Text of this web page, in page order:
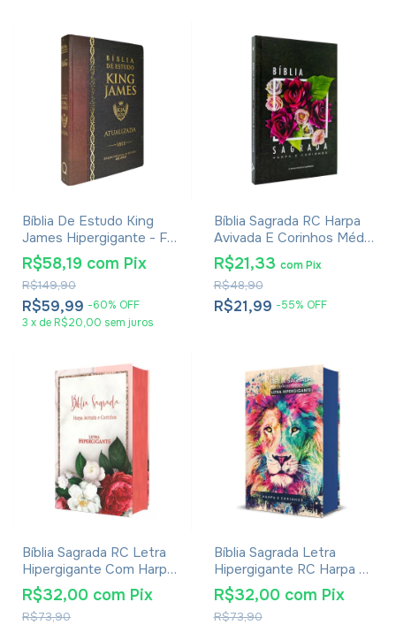
Bíblia De Estudo King
James Hipergigante - Full
Color - Capa Dura Bicolor
R$59,99 -60% OFF
R$149,90
R$58,19 com Pix
3 x de R$20,00 sem juros
Bíblia Sagrada RC Harpa
Avivada E Corinhos Média
Capa Dura Rosa De Saron
R$21,99 -55% OFF
R$48,90
R$21,33 com Pix
Bíblia Sagrada RC Letra
Hipergigante Com Harpa
Avivada E Corinhos Capa
Dura Flores Realista
R$73,90
R$32,00 com Pix
Bíblia Sagrada Letra
Hipergigante RC Harpa E
Corinhos Média Capa
Dura Lion Colors
R$73,90
R$32,00 com Pix